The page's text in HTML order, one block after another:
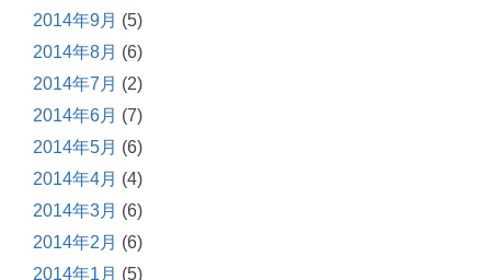
2014年9月 (5)
2014年8月 (6)
2014年7月 (2)
2014年6月 (7)
2014年5月 (6)
2014年4月 (4)
2014年3月 (6)
2014年2月 (6)
2014年1月 (5)